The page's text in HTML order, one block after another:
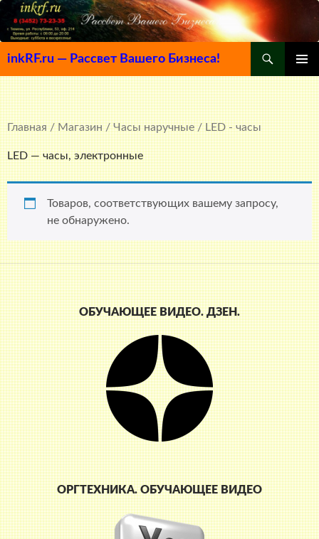
inkRF.ru — Рассвет Вашего Бизнеса!
МЕНЮ
К
СОДЕРЖИМОМУ
Главная/Магазин/Часы наручные/ LED - часы
LED — часы, электронные
Товаров, соответствующих вашему запросу,
не обнаружено.
ОБУЧАЮЩЕЕ ВИДЕО. ДЗЕН.
ОРГТЕХНИКА. ОБУЧАЮЩЕЕ ВИДЕО